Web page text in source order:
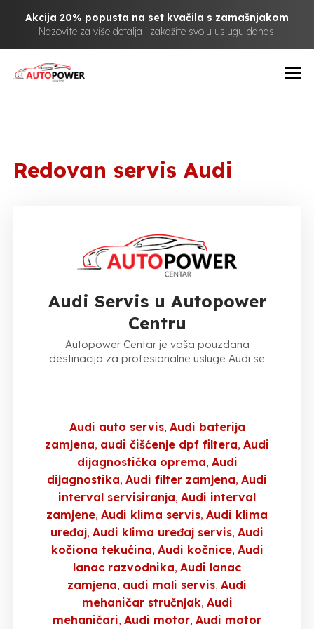
Akcija 20% popusta na set kvačila s zamašnjakom
Nazovite za više detalja i zakažite svoju uslugu danas!
Redovan servis Audi
Audi Servis u Autopower
Centru
Autopower Centar je vaša pouzdana
destinacija za profesionalne usluge Audi se
Audi auto servis Audi baterija
zamjena audi čišćenje dpf filtera Audi
dijagnostička oprema Audi
dijagnostika Audi filter zamjena Audi
interval servisiranja Audi interval
zamjene Audi klima servis Audi klima
uređaj Audi klima uređaj servis Audi
kočiona tekućina Audi kočnice Audi
lanac razvodnika Audi lanac
zamjena audi mali servis Audi
mehaničar stručnjak Audi
mehaničari Audi motor Audi motor